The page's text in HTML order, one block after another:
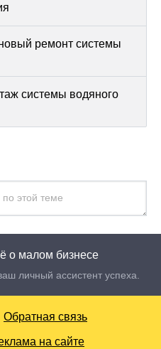
ремонт системы
системы водяного
о малом бизнесе
личный ассистент успеха.
Обратная связь
на сайте